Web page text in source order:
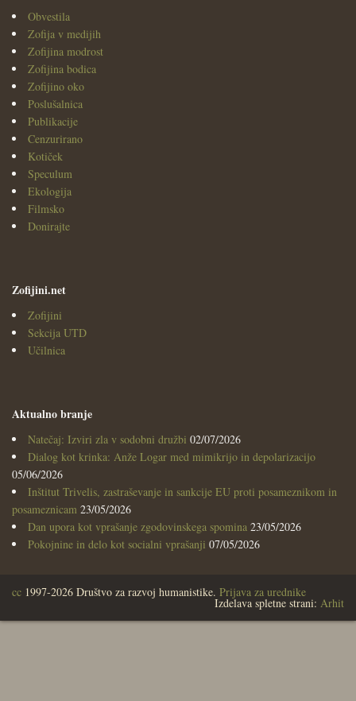
Obvestila
Zofija v medijih
Zofijina modrost
Zofijina bodica
Zofijino oko
Poslušalnica
Publikacije
Cenzurirano
Kotiček
Speculum
Ekologija
Filmsko
Donirajte
Zofijini.net
Zofijini
Sekcija UTD
Učilnica
Aktualno branje
Natečaj: Izviri zla v sodobni družbi 02/07/2026
Dialog kot krinka: Anže Logar med mimikrijo in depolarizacijo
05/06/2026
Inštitut Trivelis, zastraševanje in sankcije EU proti posameznikom in
posameznicam 23/05/2026
Dan upora kot vprašanje zgodovinskega spomina 23/05/2026
Pokojnine in delo kot socialni vprašanji 07/05/2026
cc 1997-2026 Društvo za razvoj humanistike. Prijava za urednike
Izdelava spletne strani: Arhit